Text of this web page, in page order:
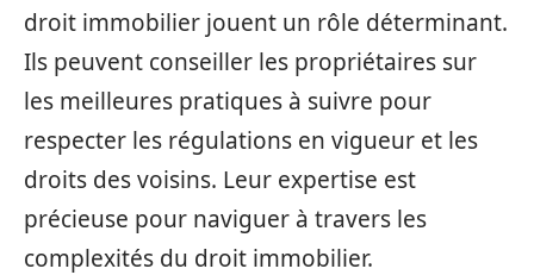
droit immobilier jouent un rôle déterminant.
Ils peuvent conseiller les propriétaires sur
les meilleures pratiques à suivre pour
respecter les régulations en vigueur et les
droits des voisins. Leur expertise est
précieuse pour naviguer à travers les
complexités du droit immobilier.